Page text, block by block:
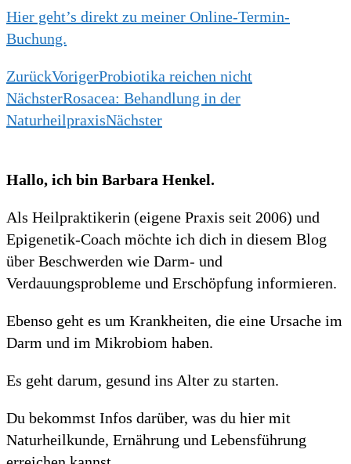
Hier geht’s direkt zu meiner Online-Termin-
Buchung.
ZurückVorigerProbiotika reichen nicht
NächsterRosacea: Behandlung in der
NaturheilpraxisNächster
Hallo, ich bin Barbara Henkel.
Als Heilpraktikerin (eigene Praxis seit 2006) und
Epigenetik-Coach möchte ich dich in diesem Blog
über Beschwerden wie Darm- und
Verdauungsprobleme und Erschöpfung informieren.
Ebenso geht es um Krankheiten, die eine Ursache im
Darm und im Mikrobiom haben.
Es geht darum, gesund ins Alter zu starten.
Du bekommst Infos darüber, was du hier mit
Naturheilkunde, Ernährung und Lebensführung